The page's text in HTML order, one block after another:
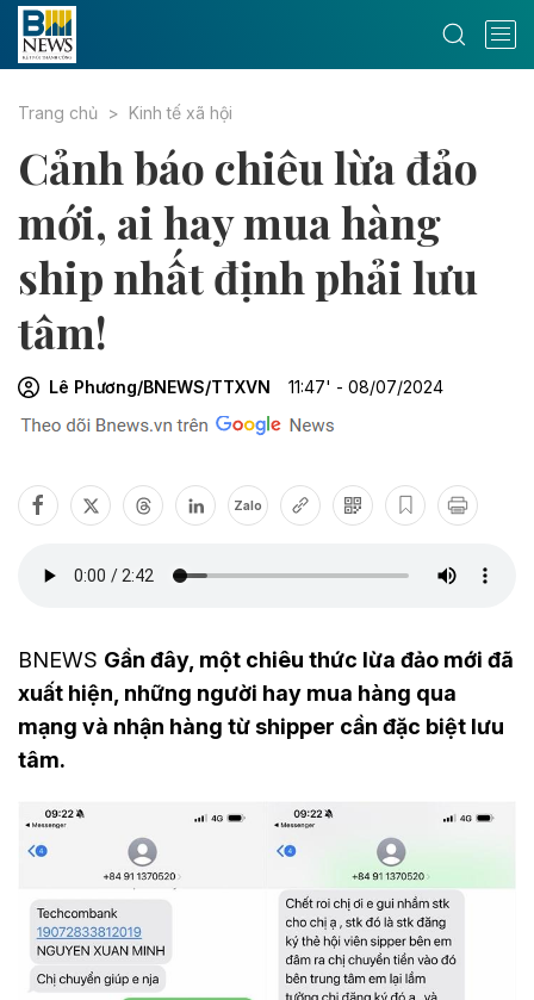
Trang chủ Kinh tế xã hội
Cảnh báo chiêu lừa đảo
mới, ai hay mua hàng
ship nhất định phải lưu
tâm!
Lê Phương/BNEWS/TTXVN 11:47' - 08/07/2024
Zalo
BNEWS Gần đây, một chiêu thức lừa đảo mới đã
xuất hiện, những người hay mua hàng qua
mạng và nhận hàng từ shipper cần đặc biệt lưu
tâm.